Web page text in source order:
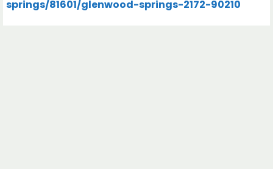
springs/81601/glenwood-springs-2172-90210